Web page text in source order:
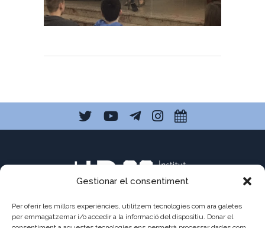
Gestionar el consentiment
Per oferir les millors experiències, utilitzem tecnologies com ara galetes
per emmagatzemar i/o accedir a la informació del dispositiu. Donar el